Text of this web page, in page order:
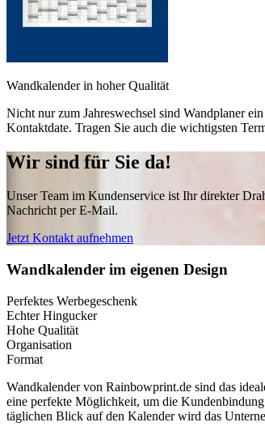
Wandkalender in hoher Qualität
Nicht nur zum Jahreswechsel sind Wandplaner
Kontaktdate. Tragen Sie auch die wichtigsten
Wir sind für Sie da!
Unser Team im Kundenservice ist Ihr direkter
Nachricht per E-Mail.
Jetzt Kontakt aufnehmen
Wandkalender im eigenen Design
Perfektes Werbegeschenk
Echter Hingucker
Hohe Qualität
Organisation
Format
Wandkalender von Rainbowprint.de sind das
eine perfekte Möglichkeit, um die
täglichen Blick auf den Kalender wird das